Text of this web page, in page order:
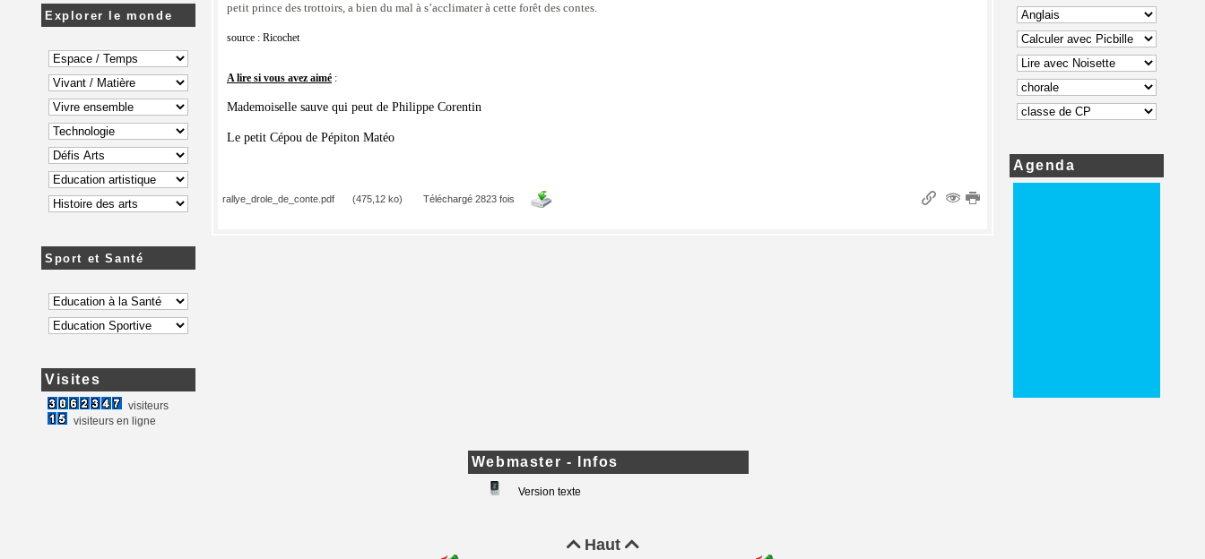
Explorer le monde
Sport et Santé
Visites
visiteurs
visiteurs en ligne
petit prince des trottoirs, a bien du mal à s’acclimater à cette forêt des contes.
source : Ricochet
A lire si vous avez aimé :
Mademoiselle sauve qui peut de Philippe Corentin
Le petit Cépou de Pépiton Matéo
rallye_drole_de_conte.pdf (475,12 ko) Téléchargé 2823 fois
Agenda
Webmaster - Infos
Version texte
Haut 